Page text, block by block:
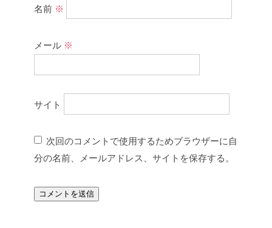
名前 ※
メール ※
サイト
次回のコメントで使用するためブラウザーに自
分の名前、メールアドレス、サイトを保存する。